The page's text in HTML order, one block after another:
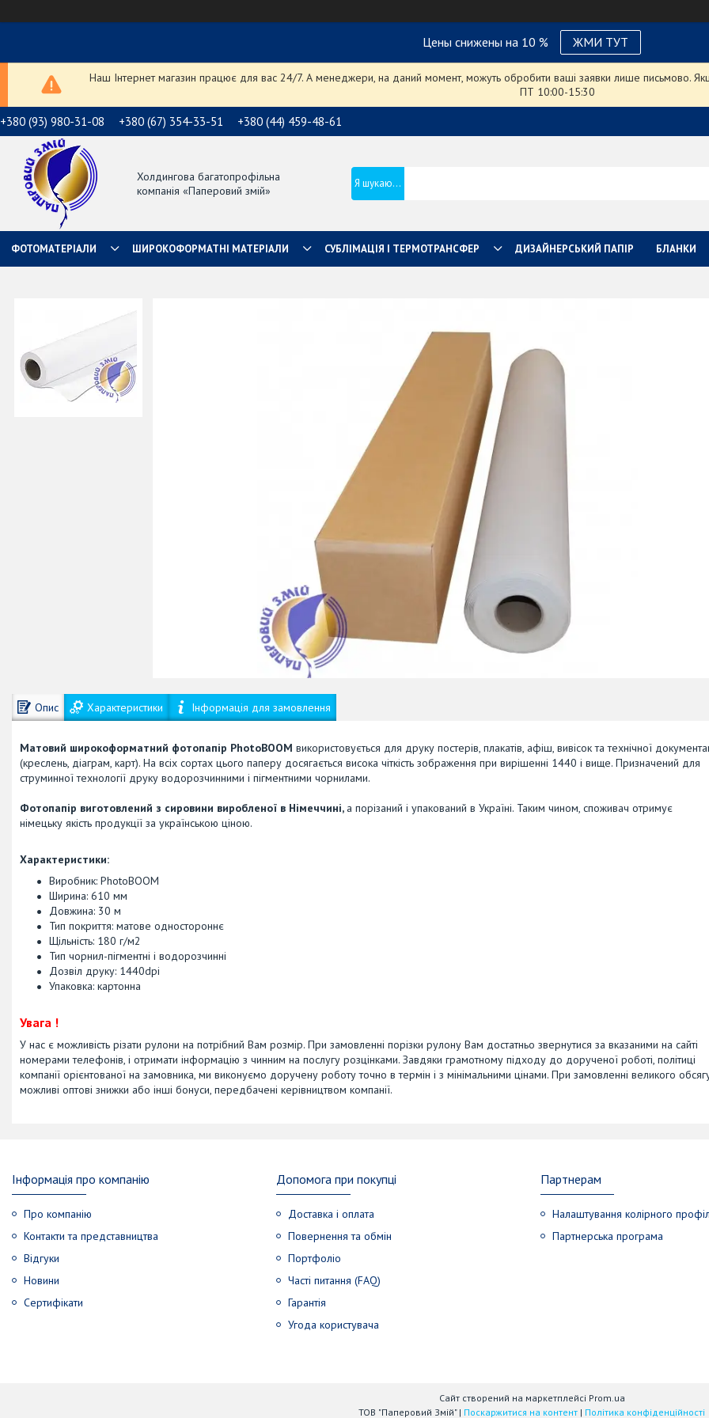
Цены снижены на 10 % ЖМИ ТУТ
Наш Інтернет магазин працює для вас 24/7. А менеджери, на даний момент, можуть обробити ваші заявки лише письмово.
ПТ 10:00-15:30
+380 (93) 980-31-08 +380 (67) 354-33-51 +380 (44) 459-48-61
Холдингова багатопрофільна
компанія «Паперовий змій»
ФОТОМАТЕРІАЛИ ШИРОКОФОРМАТНІ МАТЕРІАЛИ СУБЛІМАЦІЯ І ТЕРМОТРАНСФЕР ДИЗАЙНЕРСЬКИЙ ПАПІР БЛАНКИ
Опис Характеристики Інформація для замовлення
Матовий широкоформатний фотопапір PhotoBOOM використовується для друку постерів, плакатів, афіш, вивісок та технічної
(креслень, діаграм, карт). На всіх сортах цього паперу досягається висока чіткість зображення при вирішенні 1440 і вище. Призначений для
струминної технології друку водорозчинними і пігментними чорнилами.
Фотопапір виготовлений з сировини виробленої в Німеччині, а порізаний і упакований в Україні. Таким чином, споживач отримує
німецьку якість продукції за українською ціною.
Характеристики:
Виробник: PhotoBOOM
Ширина: 610 мм
Довжина: 30 м
Тип покриття: матове одностороннє
Щільність: 180 г/м2
Тип чорнил-пігментні і водорозчинні
Дозвіл друку: 1440dpi
Упаковка: картонна
Увага !
У нас є можливість різати рулони на потрібний Вам розмір. При замовленні порізки рулону Вам достатньо звернутися за вказаними на сайті
номерами телефонів, і отримати інформацію з чинним на послугу розцінками. Завдяки грамотному підходу до дорученої роботі, політиці
компанії орієнтованої на замовника, ми виконуємо доручену роботу точно в термін і з мінімальними цінами. При замовленні великого
можливі оптові знижки або інші бонуси, передбачені керівництвом компанії.
Інформація про компанію
Про компанію
Контакти та представництва
Відгуки
Новини
Сертифікати
Допомога при покупці
Доставка і оплата
Повернення та обмін
Портфоліо
Часті питання (FAQ)
Гарантія
Угода користувача
Партнерам
Налаштування колірного
Партнерська програма
Сайт створений на маркетплейсі Prom.ua
ТОВ "Паперовий Змій" | Поскаржитися на контент | Політика конфіденційності